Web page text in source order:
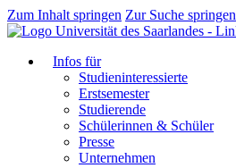
Zum Inhalt springen Zur Suche springen
Infos für
Studieninteressierte
Erstsemester
Studierende
Schülerinnen & Schüler
Presse
Unternehmen